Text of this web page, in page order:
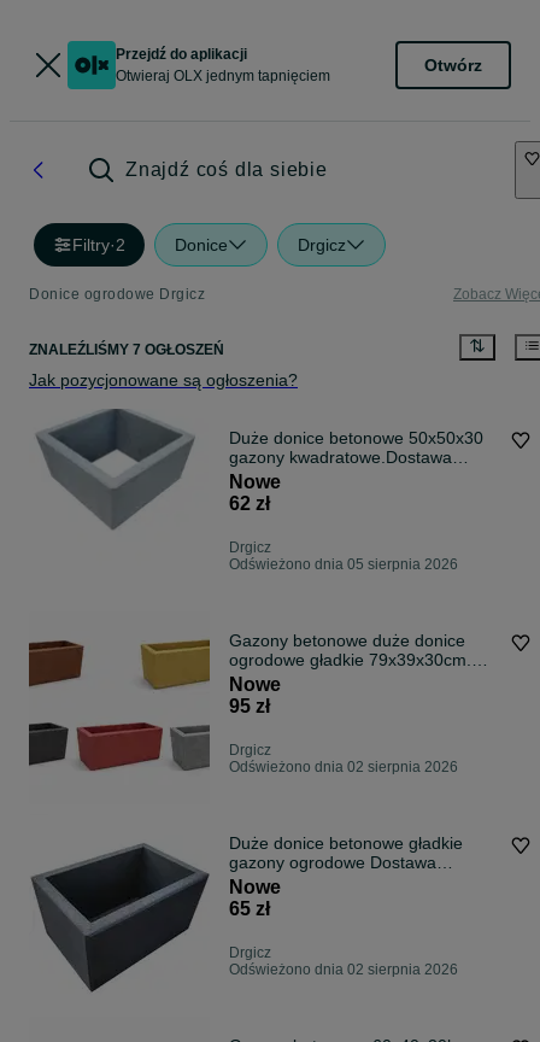
Przejdź do aplikacji
Otwieraj OLX jednym tapnięciem
Otwórz
Znajdź coś dla siebie
Filtry·2 Donice Drgicz
Donice ogrodowe Drgicz Zobacz
ZNALEŹLIŚMY 7 OGŁOSZEŃ
Jak pozycjonowane są ogłoszenia?
Duże donice betonowe 50x50x30
gazony kwadratowe.Dostawa
GRATIS cała PL
Nowe
62 zł
Drgicz
Odświeżono dnia 05 sierpnia 2026
Gazony betonowe duże donice
ogrodowe gładkie 79x39x30cm.
Producent.Wysylka cała PL . Gazon
betonowy donica betonowa
obrzeże ogrodzenie
Nowe
95 zł
Drgicz
Odświeżono dnia 02 sierpnia 2026
Duże donice betonowe gładkie
gazony ogrodowe Dostawa
GRATIS. Producent
Nowe
65 zł
Drgicz
Odświeżono dnia 02 sierpnia 2026